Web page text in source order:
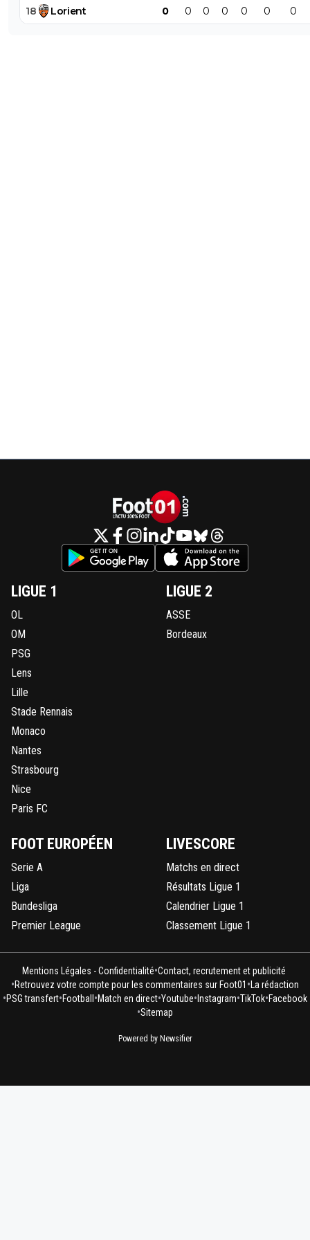
Répondre
18 Lorient 0 0 0 0 0 0 0
LIGUE 1
OL
OM
PSG
Lens
Lille
Stade Rennais
Monaco
Nantes
Strasbourg
Nice
Paris FC
LIGUE 2
ASSE
Bordeaux
FOOT EUROPÉEN
Serie A
Liga
Bundesliga
Premier League
LIVESCORE
Matchs en direct
Résultats Ligue 1
Calendrier Ligue 1
Classement Ligue 1
Mentions Légales - Confidentialité•Contact, recrutement et publicité
•Retrouvez votre compte pour les commentaires sur Foot01 • La rédaction
•PSG transfert•Football •Match en direct•Youtube• Instagram•TikTok•Facebook
•Sitemap
Powered by Newsifier